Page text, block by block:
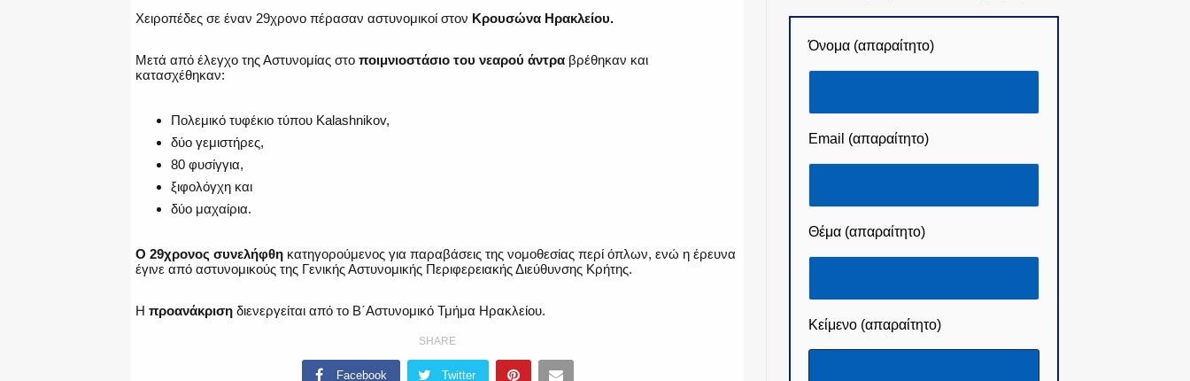
Χειροπέδες σε έναν 29χρονο πέρασαν αστυνομικοί στον Κρουσώνα Ηρακλείου.
Μετά από έλεγχο της Αστυνομίας στο ποιμνιοστάσιο του νεαρού άντρα βρέθηκαν και
κατασχέθηκαν:
Πολεμικό τυφέκιο τύπου Kalashnikov,
δύο γεμιστήρες,
80 φυσίγγια,
ξιφολόγχη και
δύο μαχαίρια.
Ο 29χρονος συνελήφθη κατηγορούμενος για παραβάσεις της νομοθεσίας περί όπλων, ενώ η έρευνα
έγινε από αστυνομικούς της Γενικής Αστυνομικής Περιφερειακής Διεύθυνσης Κρήτης.
Η προανάκριση διενεργείται από το Β΄Αστυνομικό Τμήμα Ηρακλείου.
SHARE
Facebook Twitter
Όνομα (απαραίτητο)
Email (απαραίτητο)
Θέμα (απαραίτητο)
Κείμενο (απαραίτητο)